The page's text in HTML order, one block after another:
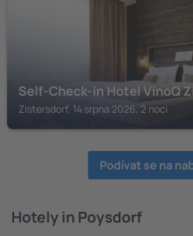
Self-Check-in Hotel VinoQ
Zistersdorf, 14 srpna 2026, 2 noci
Podívat se na
Hotely in Poysdorf